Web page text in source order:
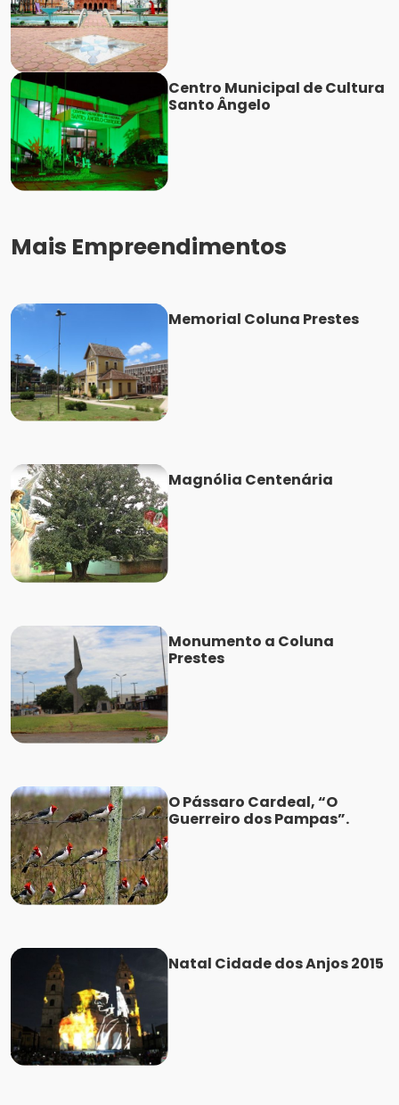
Centro Municipal de Cultura
Santo Ângelo
Mais Empreendimentos
Memorial Coluna Prestes
Magnólia Centenária
Monumento a Coluna
Prestes
O Pássaro Cardeal, “O
Guerreiro dos Pampas”.
Natal Cidade dos Anjos 2015